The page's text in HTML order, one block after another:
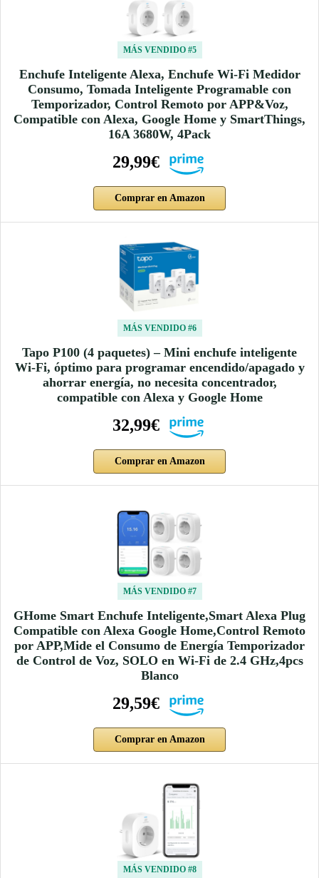
MÁS VENDIDO #5
Enchufe Inteligente Alexa, Enchufe Wi-Fi Medidor
Consumo, Tomada Inteligente Programable con
Temporizador, Control Remoto por APP&Voz,
Compatible con Alexa, Google Home y SmartThings,
16A 3680W, 4Pack
29,99€
Comprar en Amazon
MÁS VENDIDO #6
Tapo P100 (4 paquetes) – Mini enchufe inteligente
Wi-Fi, óptimo para programar encendido/apagado y
ahorrar energía, no necesita concentrador,
compatible con Alexa y Google Home
32,99€
Comprar en Amazon
MÁS VENDIDO #7
GHome Smart Enchufe Inteligente,Smart Alexa Plug
Compatible con Alexa Google Home,Control Remoto
por APP,Mide el Consumo de Energía Temporizador
de Control de Voz, SOLO en Wi-Fi de 2.4 GHz,4pcs
Blanco
29,59€
Comprar en Amazon
MÁS VENDIDO #8